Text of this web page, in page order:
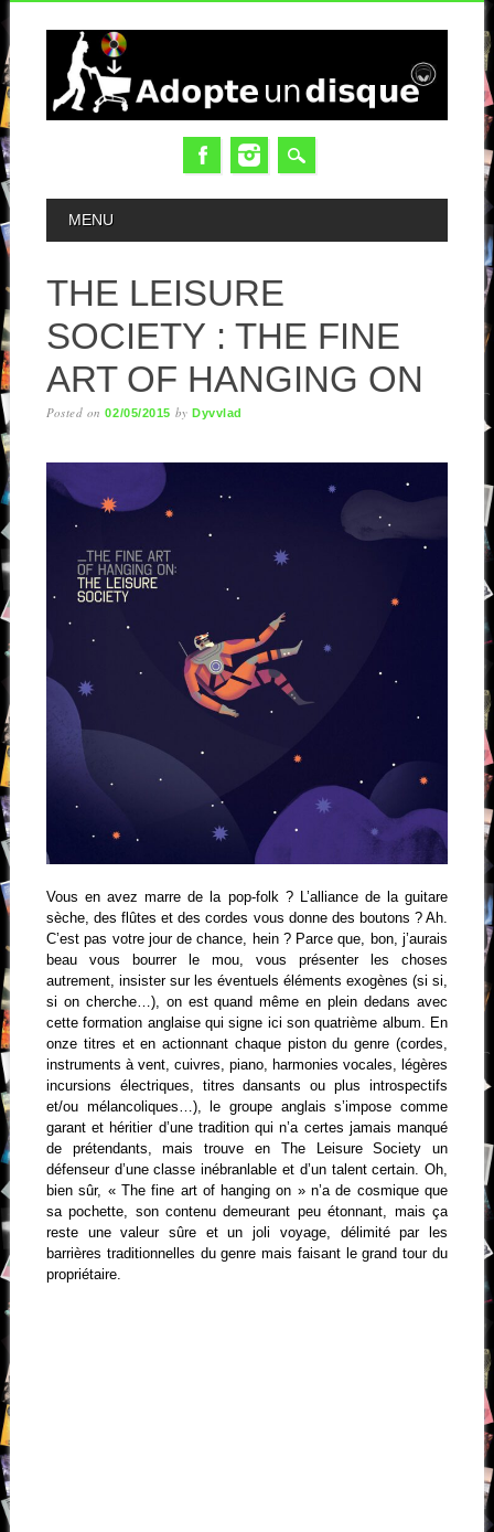
MAIN MENU
MENU
THE LEISURE
SOCIETY : THE FINE
ART OF HANGING ON
Posted on02/05/2015 byDyvvlad
Vous en avez marre de la pop-folk ? L’alliance de la guitare
sèche, des flûtes et des cordes vous donne des boutons ? Ah.
C’est pas votre jour de chance, hein ? Parce que, bon, j’aurais
beau vous bourrer le mou, vous présenter les choses
autrement, insister sur les éventuels éléments exogènes (si si,
si on cherche…), on est quand même en plein dedans avec
cette formation anglaise qui signe ici son quatrième album. En
onze titres et en actionnant chaque piston du genre (cordes,
instruments à vent, cuivres, piano, harmonies vocales, légères
incursions électriques, titres dansants ou plus introspectifs
et/ou mélancoliques…), le groupe anglais s’impose comme
garant et héritier d’une tradition qui n’a certes jamais manqué
de prétendants, mais trouve en The Leisure Society un
défenseur d’une classe inébranlable et d’un talent certain. Oh,
bien sûr, « The fine art of hanging on » n’a de cosmique que
sa pochette, son contenu demeurant peu étonnant, mais ça
reste une valeur sûre et un joli voyage, délimité par les
barrières traditionnelles du genre mais faisant le grand tour du
propriétaire.